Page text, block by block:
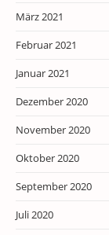
März 2021
Februar 2021
Januar 2021
Dezember 2020
November 2020
Oktober 2020
September 2020
Juli 2020